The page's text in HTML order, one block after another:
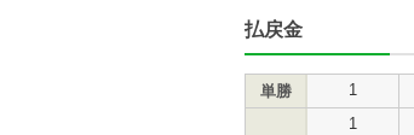
払戻金
単勝 1
1